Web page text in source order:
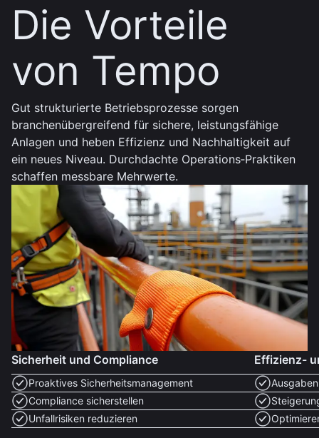
Die Vorteile
von Tempo
Gut strukturierte Betriebsprozesse sorgen
branchenübergreifend für sichere, leistungsfähige
Anlagen und heben Effizienz und Nachhaltigkeit auf
ein neues Niveau. Durchdachte Operations‑Praktiken
schaffen messbare Mehrwerte.
Sicherheit und Compliance
Proaktives Sicherheitsmanagement
Compliance sicherstellen
Unfallrisiken reduzieren
Effizienz-